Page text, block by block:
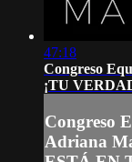
47:18
Congreso
¡TU
Congreso
Adriana